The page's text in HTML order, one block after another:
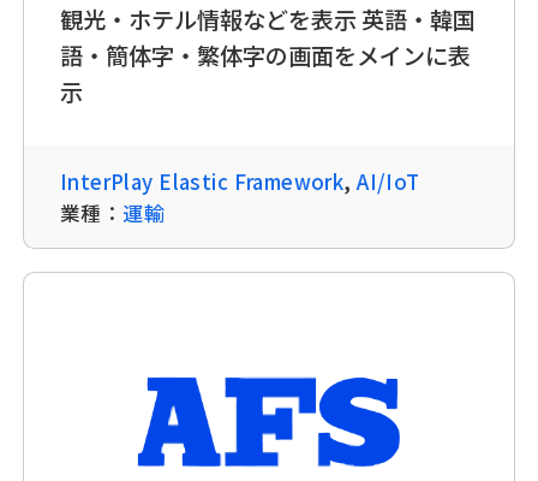
観光・ホテル情報などを表示 英語・韓国
語・簡体字・繁体字の画面をメインに表
示
InterPlay Elastic Framework,AI/IoT
業種： 運輸